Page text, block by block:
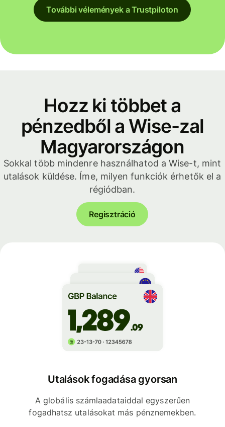
További vélemények a Trustpiloton
Hozz ki többet a
pénzedből a Wise-zal
Magyarországon
Sokkal több mindenre használhatod a Wise-t, mint
utalások küldése. Íme, milyen funkciók érhetők el a
régiódban.
Regisztráció
Utalások fogadása gyorsan
A globális számlaadataiddal egyszerűen
fogadhatsz utalásokat más pénznemekben.